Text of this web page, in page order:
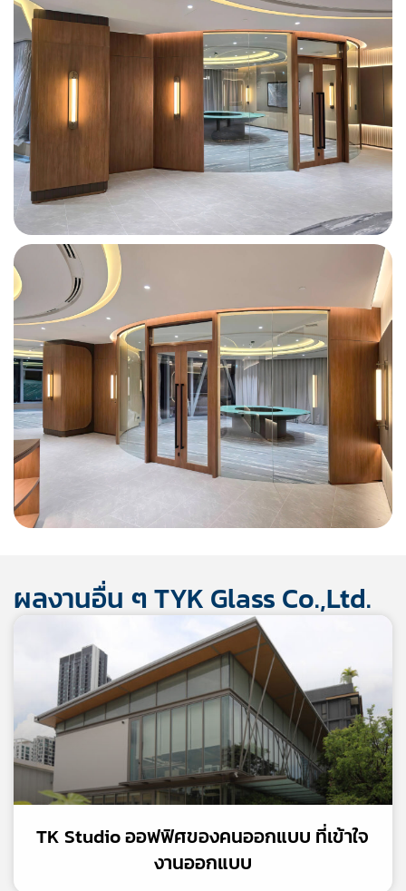
ผลงานอื่น ๆ TYK Glass Co.,Ltd.
TK Studio ออฟฟิศของคนออกแบบ ที่เข้าใจ
งานออกแบบ